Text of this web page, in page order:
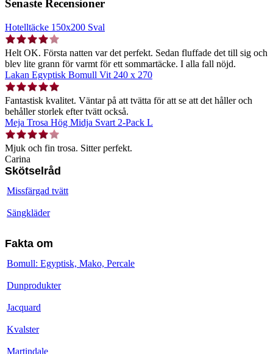
Senaste Recensioner
Hotelltäcke 150x200 Sval
Helt OK. Första natten var det perfekt. Sedan fluffade det till sig och
blev lite grann för varmt för ett sommartäcke. I alla fall nöjd.
Lakan Egyptisk Bomull Vit 240 x 270
Fantastisk kvalitet. Väntar på att tvätta för att se att det håller och
behåller storlek efter tvätt också.
Meja Trosa Hög Midja Svart 2-Pack L
Mjuk och fin trosa. Sitter perfekt.
Carina
Skötselråd
Missfärgad tvätt
Sängkläder
Fakta om
Bomull: Egyptisk, Mako, Percale
Dunprodukter
Jacquard
Kvalster
Martindale